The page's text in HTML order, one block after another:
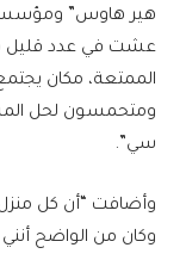
عشت في عدد قليل من
الممتعة، مكان
ومتحمسون لحل
سي”.
وأضافت “أن كل
وكان من الواضح